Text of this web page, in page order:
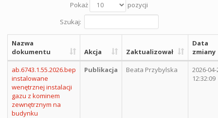
Pokaż
pozycji
Szukaj:
Nazwa
dokumentu
Akcja Zaktualizował
Data
zmiany
ab.6743.1.55.2026.bep
instalowane
wenętrznej instalacji
gazu z kominem
zewnętrznym na
budynku
Publikacja Beata Przybylska
2026-
12:32:09